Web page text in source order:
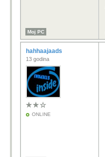
Moj PC
hahhaajaads
13 godina
ONLINE